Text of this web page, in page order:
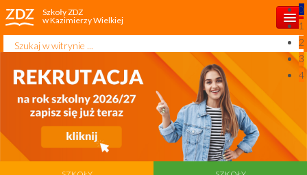
Szkoły ZDZ
w Kazimierzy Wielkiej
Start
Aktualności
O szkole
Rekrutacja 2026/2027
Dla ucznia
Szukaj...
0
1
2
3
4